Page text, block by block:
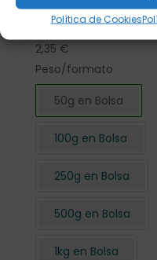
Política de Cookies
Flor de Hibisco
cortada 50 gr.
2,35 €
Peso/formato
50g en Bolsa
100g en Bolsa
250g en Bolsa
500g en Bolsa
1kg en Bolsa